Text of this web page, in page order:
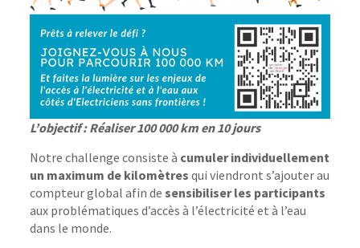
L’objectif : Réaliser 100 000 km en 10 jours
Notre challenge consiste à cumuler individuellement
un maximum de kilomètres qui viendront s’ajouter au
compteur global afin de sensibiliser les participants
aux problématiques d’accès à l’électricité et à l’eau
dans le monde.